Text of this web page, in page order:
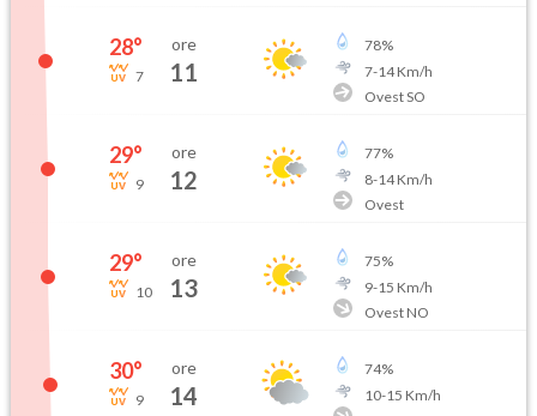
28°
7
ore
11
78%
7-14Km/h
Ovest SO
29°
9
ore
12
77%
8-14Km/h
Ovest
29°
10
ore
13
75%
9-15 Km/h
Ovest NO
30°
9
ore
14
74%
10-15 Km/h